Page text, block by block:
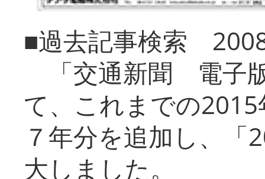
■過去記事検索
「交通新聞 電子
て、これまでの
７年分を追加し、「
大しまし